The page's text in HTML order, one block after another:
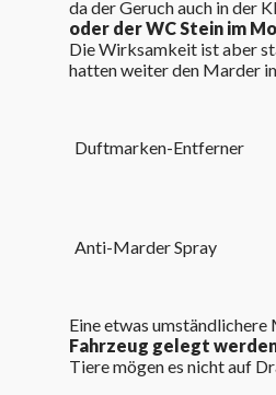
da der Geruch auch in der
oder der WC Stein im
Die Wirksamkeit ist aber
hatten weiter den Marder
Duftmarken-Entferner
Anti-Marder Spray
Eine etwas umständlichere
Fahrzeug gelegt
Tiere mögen es nicht auf